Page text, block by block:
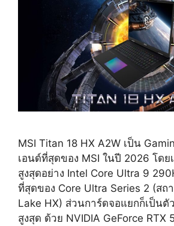
MSI Titan 18 HX A2W เป็น
เอนด์ที่สุดของ MSI ในปี 2026 โด
สูงสุดอย่าง Intel Core Ultra 9
ที่สุดของ Core Ultra Series 2 (สถ
Lake HX) ส่วนการ์ดจอแยกก็เป็นตั
สูงสุด ด้วย NVIDIA GeForce RTX